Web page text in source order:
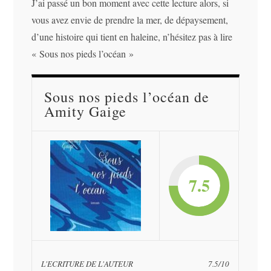
J’ai passé un bon moment avec cette lecture alors, si
vous avez envie de prendre la mer, de dépaysement,
d’une histoire qui tient en haleine, n’hésitez pas à lire
« Sous nos pieds l’océan »
Sous nos pieds l’océan de
Amity Gaige
7.5
L'ECRITURE DE L'AUTEUR 7.5/10